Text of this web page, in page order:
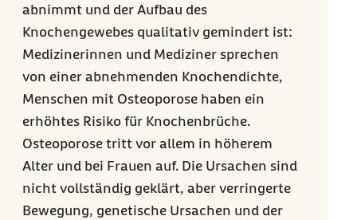
abnimmt und der Aufbau des
Knochengewebes qualitativ gemindert ist:
Medizinerinnen und Mediziner sprechen
von einer abnehmenden Knochendichte,
Menschen mit Osteoporose haben ein
erhöhtes Risiko für Knochenbrüche.
Osteoporose tritt vor allem in höherem
Alter und bei Frauen auf. Die Ursachen sind
nicht vollständig geklärt, aber verringerte
Bewegung, genetische Ursachen und der